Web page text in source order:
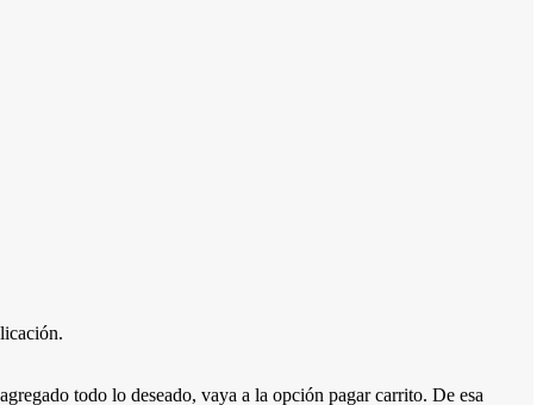
todo lo deseado, vaya a la opción pagar carrito. De esa